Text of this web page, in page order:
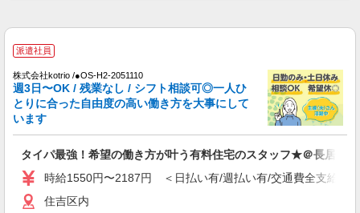
キープ 詳細を見る
株式会社kotrio /●OS-H2-2009809
毎日通うのが楽しみになる＊ホテルのような美
時給1550円〜2187円 ＜日払い有/週払い有/交
通費全支給(ガソリン代含む)＞
キープ
派遣社員
株式会社kotrio /●OS-H2-2051110
週3日〜OK / 残業なし / シフト相談可◎一人ひ
とりに合った自由度の高い働き方を大事にして
います
タイパ最強！希望の働き方が叶う有料住宅のスタッフ★＠長居駅
時給1550円〜2187円 ＜日払い有/週払い有/交通費全支給(ガ
住吉区内